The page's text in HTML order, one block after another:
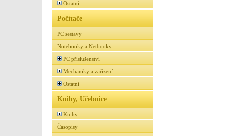
Ostatní
Počítače
PC sestavy
Notebooky a Netbooky
PC příslušenství
Mechaniky a zařízení
Ostatní
Knihy, Učebnice
Knihy
Časopisy